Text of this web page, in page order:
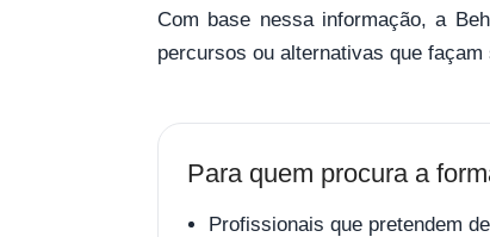
Com base nessa informação, a
percursos ou alternativas que
Para quem procura a
Profissionais que pretendem